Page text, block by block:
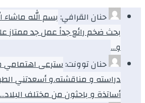
حنان القرافي: بسم الله ماشاء
بحث ضخم رائع جداً عمل جد ممتاز
و…
حنان توونت:سترعى اهتمامي
دراسته و مناقشته.و أسعدتني
أساتذة و باحثون من مختلف البلاد…